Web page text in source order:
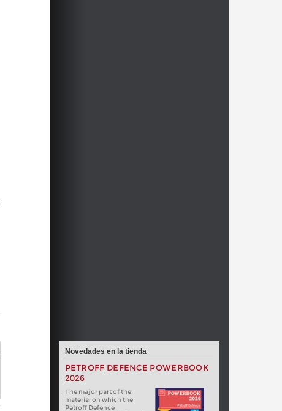
Novedades en la tienda
PETROFF DEFENCE POWERBOOK
2026
The major part of the
material on which the
Petroff Defence